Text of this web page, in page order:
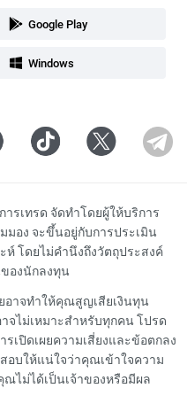
Google Play
Windows
ารเทรด จัดทำโดยผู้ให้บริการ
อง จะขึ้นอยู่กับการประเมิน
โดยไม่คำนึงถึงวัตถุประสงค์
องนักลงทุน
อาจทำให้คุณสูญเสียเงินทุน
จไม่เหมาะสำหรับทุกคน โปรด
รเปิดเผยความเสี่ยงและข้อตกลง
อบให้แน่ใจว่าคุณเข้าใจความ
ณไม่ได้เป็นเจ้าของหรือมีผล